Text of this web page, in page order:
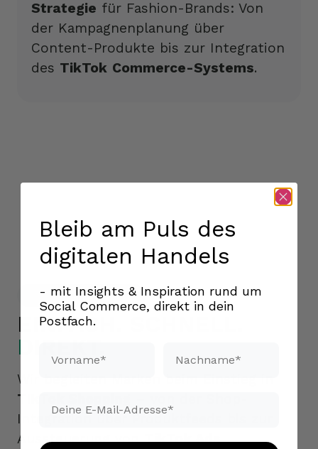
Strategie für Fashion-Brands: Von
der Kampagnenplanung über
Content-Produkte bis zur Integration
des TikTok Commerce-Systems.
Unsere Lösungen
EINFACH. SCHNELL.
DIREKT.
Wir begleiten Marken beim Einstieg in
TikTok Shopping
Integration über Produktfeeds bis zur
Aussteuerung vonTikTok Ads.
Bleib am Puls des
digitalen Handels
- mit Insights & Inspiration rund um
Social Commerce, direkt in dein
Postfach.